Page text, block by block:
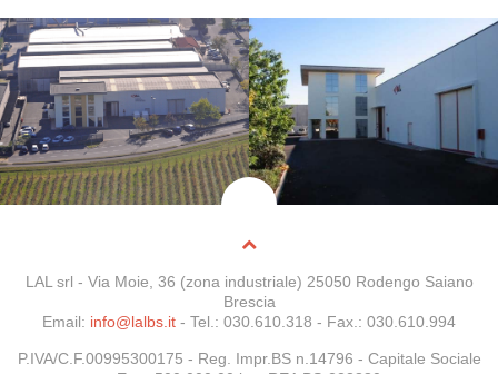
LAL srl - Via Moie, 36 (zona industriale) 25050 Rodengo Saiano
Brescia
Email: info@lalbs.it - Tel.: 030.610.318 - Fax.: 030.610.994
P.IVA/C.F.00995300175 - Reg. Impr.BS n.14796 - Capitale Sociale